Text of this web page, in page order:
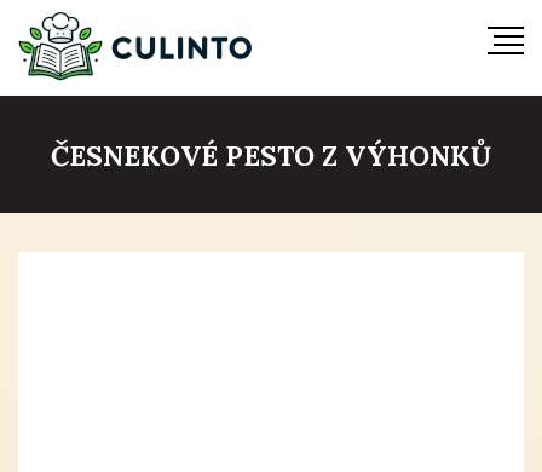
ČESNEKOVÉ PESTO Z VÝHONKŮ